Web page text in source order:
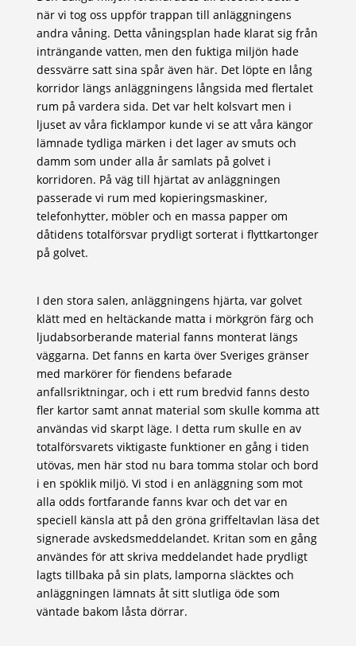
när vi tog oss uppför trappan till anläggningens
andra våning. Detta våningsplan hade klarat sig från
inträngande vatten, men den fuktiga miljön hade
dessvärre satt sina spår även här. Det löpte en lång
korridor längs anläggningens långsida med flertalet
rum på vardera sida. Det var helt kolsvart men i
ljuset av våra ficklampor kunde vi se att våra kängor
lämnade tydliga märken i det lager av smuts och
damm som under alla år samlats på golvet i
korridoren. På väg till hjärtat av anläggningen
passerade vi rum med kopieringsmaskiner,
telefonhytter, möbler och en massa papper om
dåtidens totalförsvar prydligt sorterat i flyttkartonger
på golvet.
I den stora salen, anläggningens hjärta, var golvet
klätt med en heltäckande matta i mörkgrön färg och
ljudabsorberande material fanns monterat längs
väggarna. Det fanns en karta över Sveriges gränser
med markörer för fiendens befarade
anfallsriktningar, och i ett rum bredvid fanns desto
fler kartor samt annat material som skulle komma att
användas vid skarpt läge. I detta rum skulle en av
totalförsvarets viktigaste funktioner en gång i tiden
utövas, men här stod nu bara tomma stolar och bord
i en spöklik miljö. Vi stod i en anläggning som mot
alla odds fortfarande fanns kvar och det var en
speciell känsla att på den gröna griffeltavlan läsa det
signerade avskedsmeddelandet. Kritan som en gång
användes för att skriva meddelandet hade prydligt
lagts tillbaka på sin plats, lamporna släcktes och
anläggningen lämnats åt sitt slutliga öde som
väntade bakom låsta dörrar.